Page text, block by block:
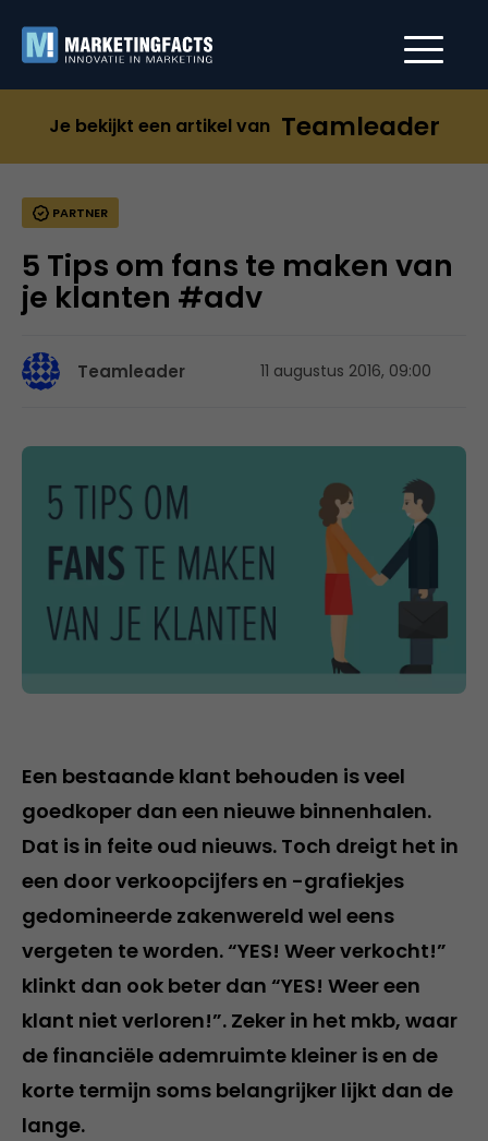
Je bekijkt een artikel van Teamleader
PARTNER
5 Tips om fans te maken van
je klanten #adv
Teamleader 11 augustus 2016, 09:00
Een bestaande klant behouden is veel
goedkoper dan een nieuwe binnenhalen.
Dat is in feite oud nieuws. Toch dreigt het in
een door verkoopcijfers en -grafiekjes
gedomineerde zakenwereld wel eens
vergeten te worden. “YES! Weer verkocht!”
klinkt dan ook beter dan “YES! Weer een
klant niet verloren!”. Zeker in het mkb, waar
de financiële ademruimte kleiner is en de
korte termijn soms belangrijker lijkt dan de
lange.